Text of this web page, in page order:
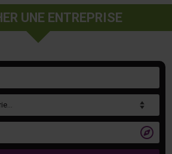
UNE ENTREPRISE
